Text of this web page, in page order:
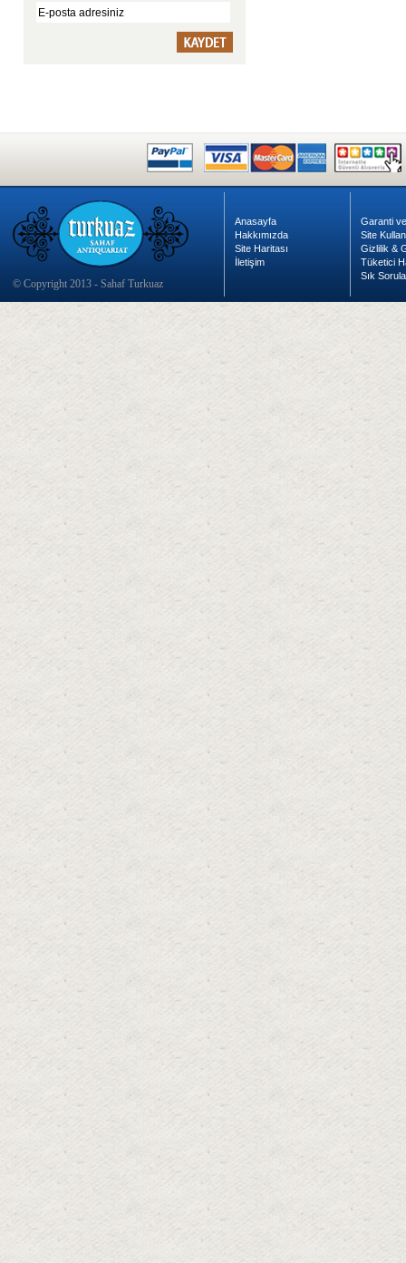
© Copyright 2013 - Sahaf Turkuaz
Anasayfa
Hakkımızda
Site Haritası
İletişim
Garanti
Site
Gizlilik &
Tüketici
Sık